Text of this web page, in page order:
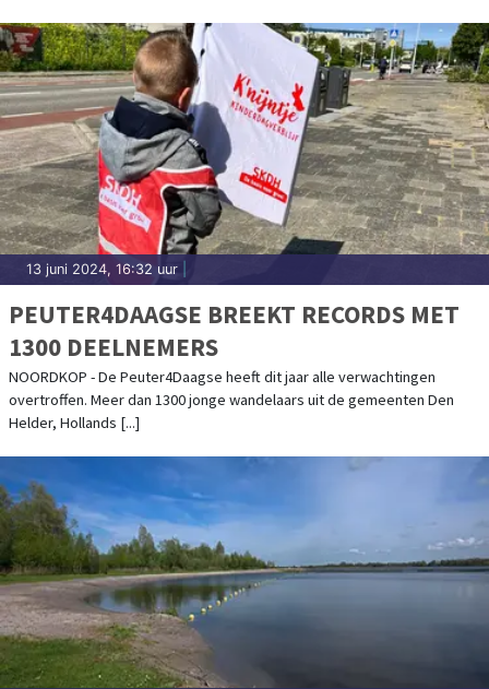
13 juni 2024, 16:32 uur
PEUTER4DAAGSE BREEKT RECORDS MET
1300 DEELNEMERS
NOORDKOP - De Peuter4Daagse heeft dit jaar alle verwachtingen
overtroffen. Meer dan 1300 jonge wandelaars uit de gemeenten Den
Helder, Hollands [...]